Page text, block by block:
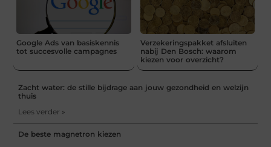
Google Ads van basiskennis
tot succesvolle campagnes
Verzekeringspakket afsluiten
nabij Den Bosch: waarom
kiezen voor overzicht?
Zacht water: de stille bijdrage aan jouw gezondheid en welzijn
thuis
Lees verder »
De beste magnetron kiezen